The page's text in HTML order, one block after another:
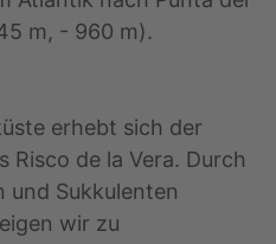
m, - 960 m).
erhebt sich der
Risco de la Vera. Durch
und Sukkulenten
wir zu